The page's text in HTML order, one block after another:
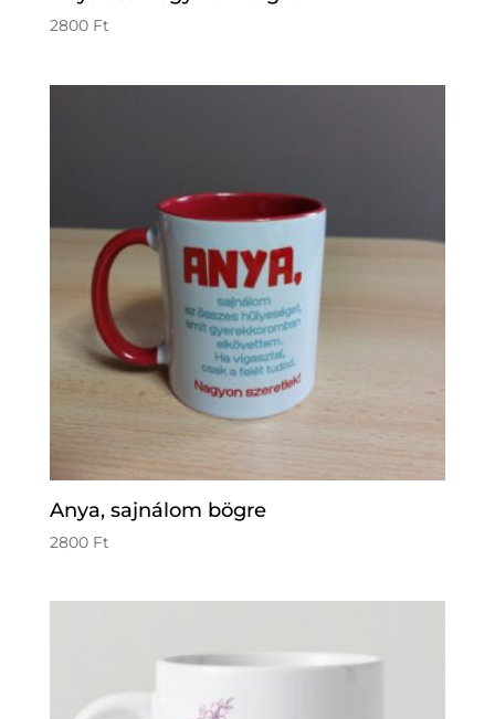
2800 Ft
Anya, sajnálom bögre
2800 Ft